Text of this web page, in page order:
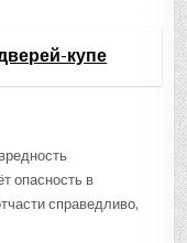
купе
опасность в
справедливо,